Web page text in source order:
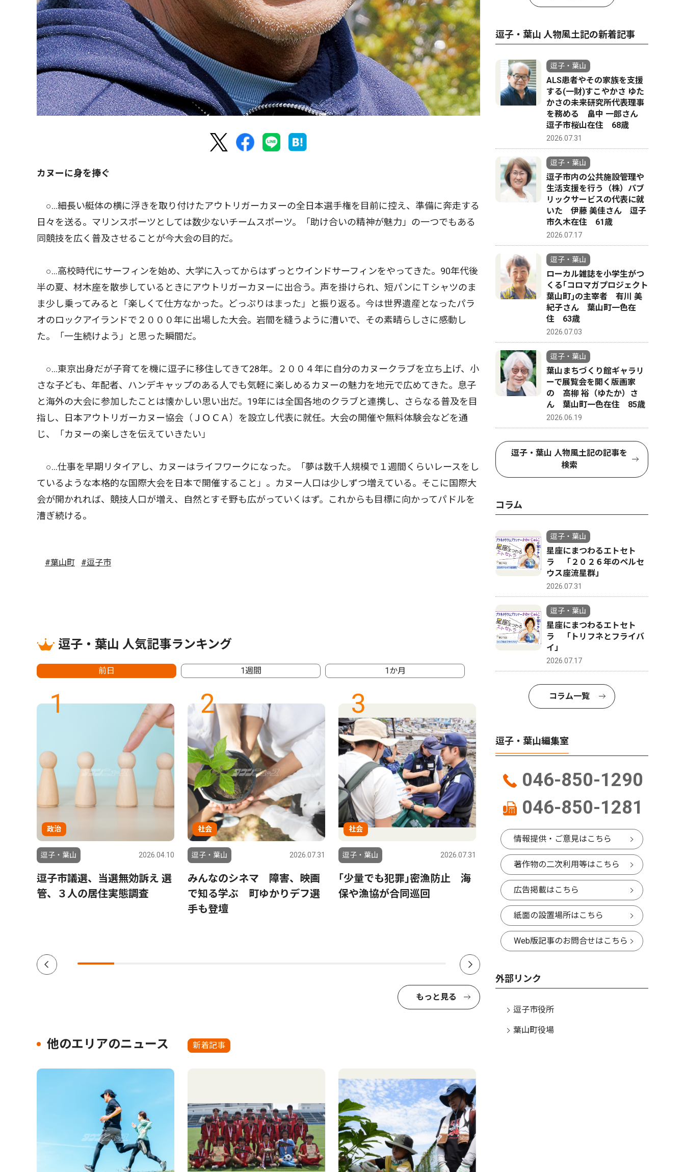
カヌーに身を捧ぐ
○…細長い艇体の横に浮きを取り付けたアウトリガーカヌーの全日本選手権を目前に控え、準備に奔走する
日々を送る。マリンスポーツとしては数少ないチームスポーツ。「助け合いの精神が魅力」の一つでもある
同競技を広く普及させることが今大会の目的だ。
○…高校時代にサーフィンを始め、大学に入ってからはずっとウインドサーフィンをやってきた。90年代後
半の夏、材木座を散歩しているときにアウトリガーカヌーに出合う。声を掛けられ、短パンにＴシャツのま
ま少し乗ってみると「楽しくて仕方なかった。どっぷりはまった」と振り返る。今は世界遺産となったパラ
オのロックアイランドで２０００年に出場した大会。岩間を縫うように漕いで、その素晴らしさに感動し
た。「一生続けよう」と思った瞬間だ。
○…東京出身だが子育てを機に逗子に移住してきて28年。２００４年に自分のカヌークラブを立ち上げ、小
さな子ども、年配者、ハンデキャップのある人でも気軽に楽しめるカヌーの魅力を地元で広めてきた。息子
と海外の大会に参加したことは懐かしい思い出だ。19年には全国各地のクラブと連携し、さらなる普及を目
指し、日本アウトリガーカヌー協会（ＪＯＣＡ）を設立し代表に就任。大会の開催や無料体験会などを通
じ、「カヌーの楽しさを伝えていきたい」
○…仕事を早期リタイアし、カヌーはライフワークになった。「夢は数千人規模で１週間くらいレースをし
ているような本格的な国際大会を日本で開催すること」。カヌー人口は少しずつ増えている。そこに国際大
会が開かれれば、競技人口が増え、自然とすそ野も広がっていくはず。これからも目標に向かってパドルを
漕ぎ続ける。
#葉山町 #逗子市
逗子・葉山 人気記事ランキング
前日 1週間 1か月
1
政治
逗子・葉山 2026.04.10
逗子市議選、当選無効訴え 選
管、３人の居住実態調査
2
社会
逗子・葉山 2026.07.31
みんなのシネマ 障害、映画
で知る学ぶ 町ゆかりデフ選
手も登壇
3
社会
逗子・葉山 2026.07.31
｢少量でも犯罪｣密漁防止 海
保や漁協が合同巡回
コラム
逗子・葉山 2026.07.31
星座にまつわるエトセトラ
「２０２６年のペルセウス座
流星群」
る(一財)
の未来研
る 畠中
山在住
もっと見る
他のエリアのニュース 新着記事
逗子・葉山 人物風土記の新着記事
逗子・葉山
ALS患者やその家族を支援
する(一財)すこやかさ ゆた
かさの未来研究所代表理事
を務める 畠中 一郎さん
逗子市桜山在住 68歳
2026.07.31
逗子・葉山
逗子市内の公共施設管理や
生活支援を行う（株）パブ
リックサービスの代表に就
いた 伊藤 美佳さん 逗子
市久木在住 61歳
2026.07.17
逗子・葉山
ローカル雑誌を小学生がつ
くる｢コロマガプロジェクト
葉山町｣の主宰者 有川 美
紀子さん 葉山町一色在
住 63歳
2026.07.03
逗子・葉山
葉山まちづくり館ギャラリ
ーで展覧会を開く版画家
の 高柳 裕（ゆたか）さ
ん 葉山町一色在住 85歳
2026.06.19
逗子・葉山 人物風土記の記事を
検索
コラム
逗子・葉山
星座にまつわるエトセト
ラ 「２０２６年のペルセ
ウス座流星群」
2026.07.31
逗子・葉山
星座にまつわるエトセト
ラ 「トリフネとフライバ
イ」
2026.07.17
コラム一覧
逗子・葉山編集室
046-850-1290
046-850-1281
情報提供・ご意見はこちら
著作物の二次利用等はこちら
広告掲載はこちら
紙面の設置場所はこちら
Web版記事のお問合せはこちら
外部リンク
逗子市役所
葉山町役場